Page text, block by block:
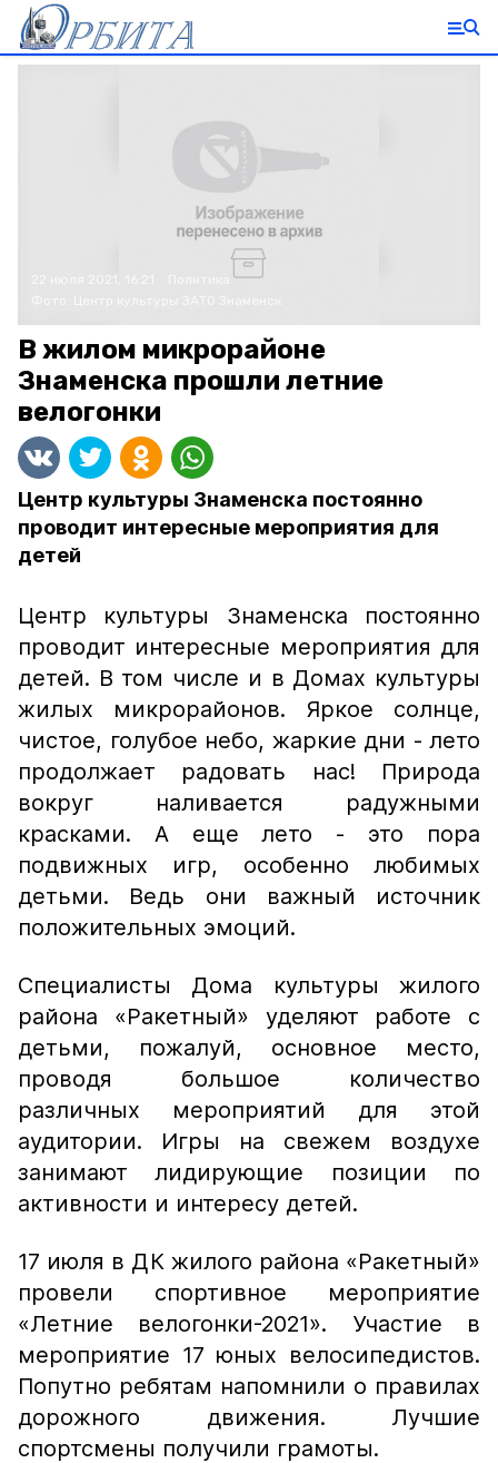
22 июля 2021, 16:21
В жилом микрорайоне
Знаменска прошли летние
велогонки
Центр культуры Знаменска постоянно
проводит интересные мероприятия для
детей
Центр культуры Знаменска постоянно
проводит интересные мероприятия для
детей. В том числе и в Домах культуры
жилых микрорайонов. Яркое солнце,
чистое, голубое небо, жаркие дни - лето
продолжает радовать нас! Природа
вокруг наливается радужными
красками. А еще лето - это пора
подвижных игр, особенно любимых
детьми. Ведь они важный источник
положительных эмоций.
Специалисты Дома культуры жилого
района «Ракетный» уделяют работе с
детьми, пожалуй, основное место,
проводя большое количество
различных мероприятий для этой
аудитории. Игры на свежем воздухе
занимают лидирующие позиции по
активности и интересу детей.
17 июля в ДК жилого района «Ракетный»
провели спортивное мероприятие
«Летние велогонки-2021». Участие в
мероприятие 17 юных велосипедистов.
Попутно ребятам напомнили о правилах
дорожного движения. Лучшие
спортсмены получили грамоты.